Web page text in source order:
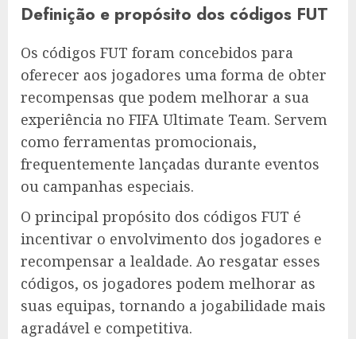
Definição e propósito dos códigos FUT
Os códigos FUT foram concebidos para
oferecer aos jogadores uma forma de obter
recompensas que podem melhorar a sua
experiência no FIFA Ultimate Team. Servem
como ferramentas promocionais,
frequentemente lançadas durante eventos
ou campanhas especiais.
O principal propósito dos códigos FUT é
incentivar o envolvimento dos jogadores e
recompensar a lealdade. Ao resgatar esses
códigos, os jogadores podem melhorar as
suas equipas, tornando a jogabilidade mais
agradável e competitiva.